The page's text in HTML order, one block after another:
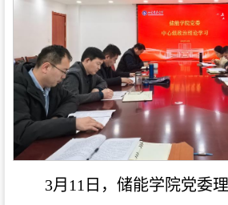
3月11日，储能学院党委